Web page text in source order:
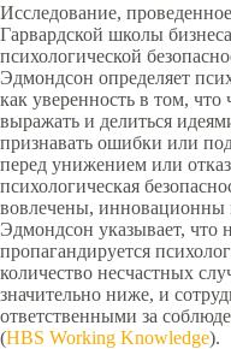
Исследование,
Гарвардской школы
психологической
Эдмондсон определяет
как уверенность в том,
выражать и делиться
признавать ошибки или
перед унижением или
психологическая
вовлечены, инновационны
Эдмондсон указывает, что
пропагандируется
количество несчастных
значительно ниже, и
ответственными за
(HBS Working Knowledge).